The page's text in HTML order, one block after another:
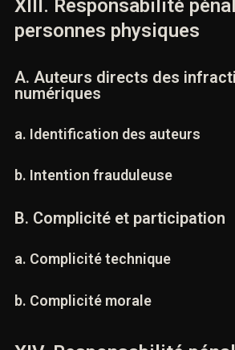
XIII. Responsabilité
personnes physiques
numériques
a. Identification des auteurs
b. Intention frauduleuse
B. Complicité et participation
a. Complicité technique
b. Complicité morale